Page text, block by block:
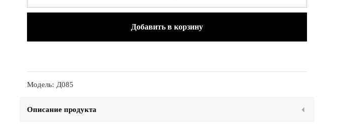
Добавить в корзину
Модель: Д085
Описание продукта